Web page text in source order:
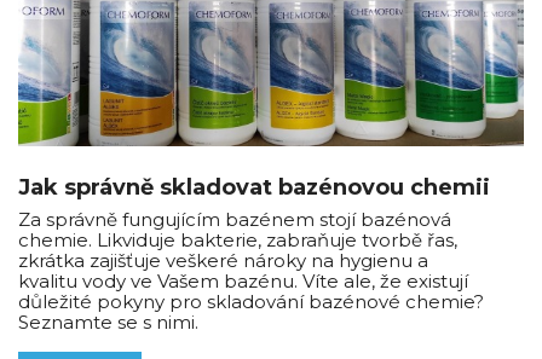
Jak správně skladovat bazénovou chemii
Za správně fungujícím bazénem stojí bazénová
chemie. Likviduje bakterie, zabraňuje tvorbě řas,
zkrátka zajišťuje veškeré nároky na hygienu a
kvalitu vody ve Vašem bazénu. Víte ale, že existují
důležité pokyny pro skladování bazénové chemie?
Seznamte se s nimi.